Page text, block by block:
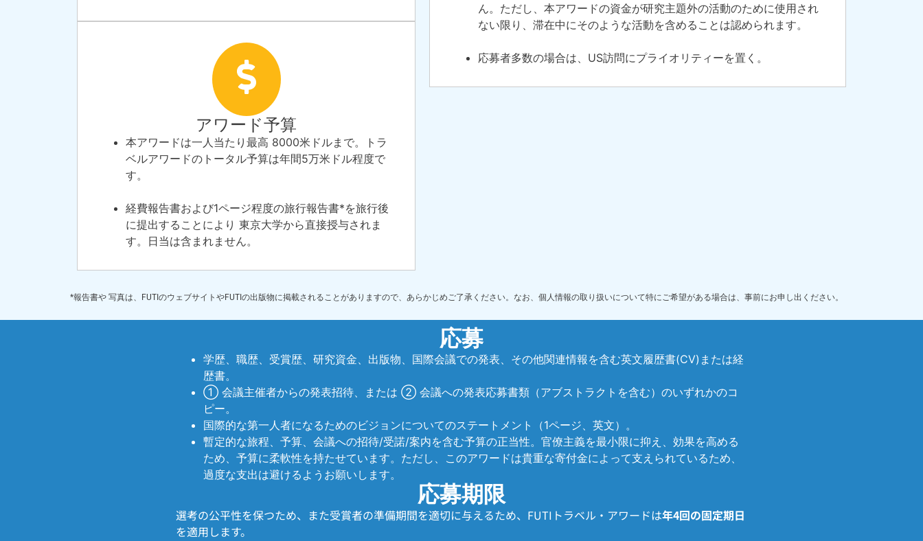
アワード予算
本アワードは一人当たり最高 8000米ドルまで。トラ
ベルアワードのトータル予算は年間5万米ドル程度で
す。
経費報告書および1ページ程度の旅行報告書*を旅行後
に提出することにより 東京大学から直接授与されま
す。日当は含まれません。
ん。ただし、本アワードの資金が研究主題外の活動のために使用され
ない限り、滞在中にそのような活動を含めることは認められます。
応募者多数の場合は、US訪問にプライオリティーを置く。
*報告書や 写真は、FUTIのウェブサイトやFUTIの出版物に掲載されることがありますので、あらかじめご了承ください。なお、個人情報の取り扱いについて特にご希望がある場合は、事前にお申し出ください。
応募
学歴、職歴、受賞歴、研究資金、出版物、国際会議での発表、その他関連情報を含む英文履歴書(CV)または経
歴書。
① 会議主催者からの発表招待、または ② 会議への発表応募書類（アブストラクトを含む）のいずれかのコ
ピー。
国際的な第一人者になるためのビジョンについてのステートメント（1ページ、英文）。
暫定的な旅程、予算、会議への招待/受諾/案内を含む予算の正当性。官僚主義を最小限に抑え、効果を高める
ため、予算に柔軟性を持たせています。ただし、このアワードは貴重な寄付金によって支えられているため、
過度な支出は避けるようお願いします。
応募期限
選考の公平性を保つため、また受賞者の準備期間を適切に与えるため、FUTIトラベル・アワードは年4回の固定期日
を適用します。